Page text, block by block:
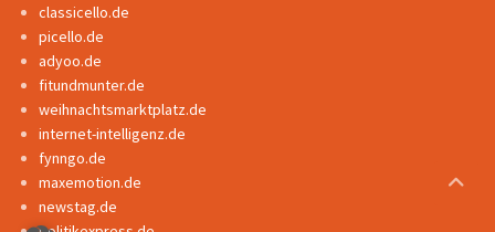
classicello.de
picello.de
adyoo.de
fitundmunter.de
weihnachtsmarktplatz.de
internet-intelligenz.de
fynngo.de
maxemotion.de
newstag.de